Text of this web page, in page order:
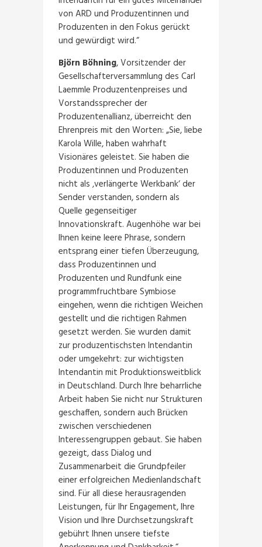
von ARD und Produzentinnen und
Produzenten in den Fokus gerückt
und gewürdigt wird.“
Björn Böhning, Vorsitzender der
Gesellschafterversammlung des Carl
Laemmle Produzentenpreises und
Vorstandssprecher der
Produzentenallianz, überreicht den
Ehrenpreis mit den Worten: „Sie, liebe
Karola Wille, haben wahrhaft
Visionäres geleistet. Sie haben die
Produzentinnen und Produzenten
nicht als ‚verlängerte Werkbank‘ der
Sender verstanden, sondern als
Quelle gegenseitiger
Innovationskraft. Augenhöhe war bei
Ihnen keine leere Phrase, sondern
entsprang einer tiefen Überzeugung,
dass Produzentinnen und
Produzenten und Rundfunk eine
programmfruchtbare Symbiose
eingehen, wenn die richtigen Weichen
gestellt und die richtigen Rahmen
gesetzt werden. Sie wurden damit
zur produzentischsten Intendantin
oder umgekehrt: zur wichtigsten
Intendantin mit Produktionsweitblick
in Deutschland. Durch Ihre beharrliche
Arbeit haben Sie nicht nur Strukturen
geschaffen, sondern auch Brücken
zwischen verschiedenen
Interessengruppen gebaut. Sie haben
gezeigt, dass Dialog und
Zusammenarbeit die Grundpfeiler
einer erfolgreichen Medienlandschaft
sind. Für all diese herausragenden
Leistungen, für Ihr Engagement, Ihre
Vision und Ihre Durchsetzungskraft
gebührt Ihnen unsere tiefste